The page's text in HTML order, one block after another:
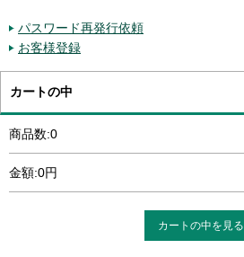
パスワード再発行依頼
お客様登録
カートの中
商品数:0
金額:0円
カートの中を見る